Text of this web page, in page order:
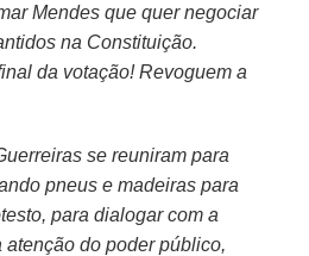
Mendes que quer negociar
na Constituição.
da votação! Revoguem a
se reuniram para
pneus e madeiras para
para dialogar com a
do poder público,